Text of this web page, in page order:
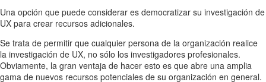
Una opción que puede considerar es democratizar su investigación de
UX para crear recursos adicionales.
Se trata de permitir que cualquier persona de la organización realice
la investigación de UX, no sólo los investigadores profesionales.
Obviamente, la gran ventaja de hacer esto es que abre una amplia
gama de nuevos recursos potenciales de su organización en general.